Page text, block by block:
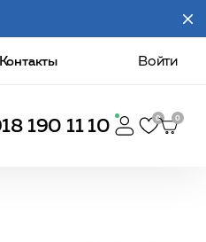
Контакты Войти
190 11 10